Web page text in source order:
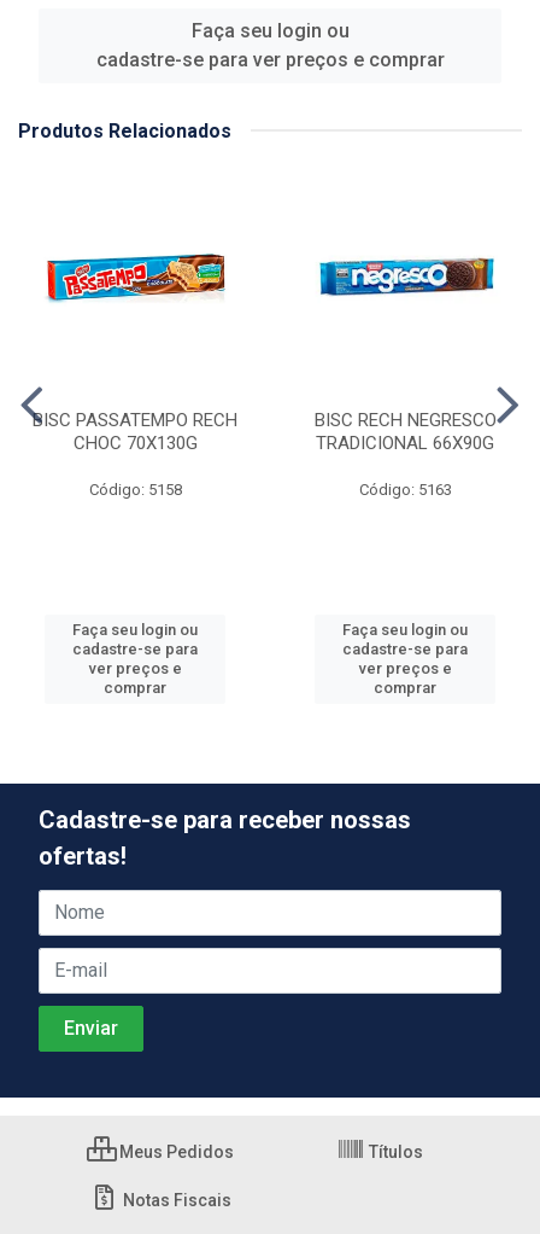
Faça seu login ou
cadastre-se para ver preços e comprar
Produtos Relacionados
BISC PASSATEMPO RECH
CHOC 70X130G
Código: 5158
Faça seu login ou
cadastre-se para
ver preços e
comprar
BISC RECH NEGRESCO
TRADICIONAL 66X90G
Código: 5163
Faça seu login ou
cadastre-se para
ver preços e
comprar
Cadastre-se para receber nossas
ofertas!
Meus Pedidos Títulos
Notas Fiscais